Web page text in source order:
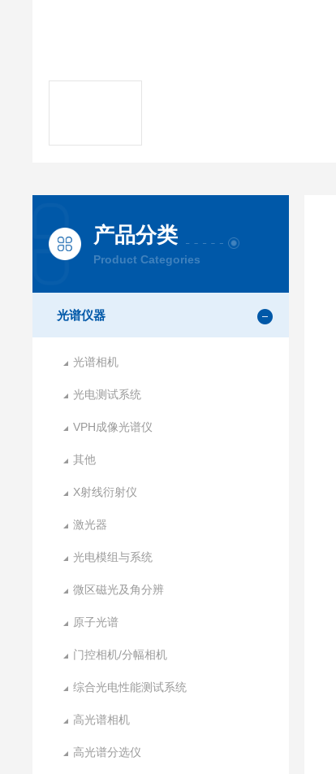
产品分类
Product Categories
光谱仪器
光谱相机
光电测试系统
VPH成像光谱仪
其他
X射线衍射仪
激光器
光电模组与系统
微区磁光及角分辨
原子光谱
门控相机/分幅相机
综合光电性能测试系统
高光谱相机
高光谱分选仪